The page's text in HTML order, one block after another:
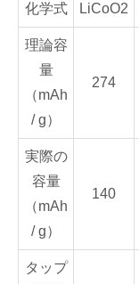
化学式 LiCoO2
理論容
量
（mAh
/ g）
274
実際の
容量
（mAh
/ g）
140
タップ